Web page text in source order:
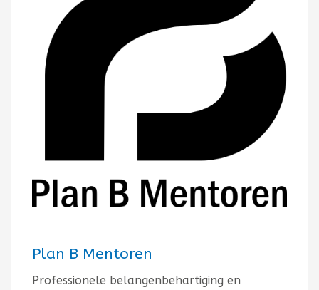
Plan B Mentoren
Professionele belangenbehartiging en